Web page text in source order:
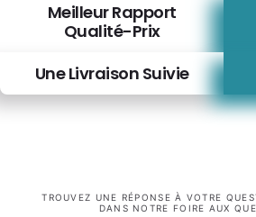
Meilleur Rapport
Qualité-Prix
Une Livraison Suivie
TROUVEZ UNE RÉPONSE À VOTRE
DANS NOTRE FOIRE AUX